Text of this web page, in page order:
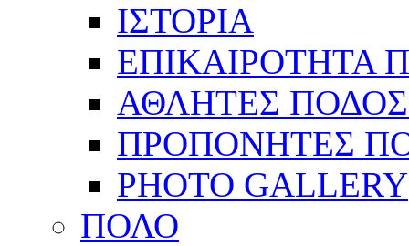
ΙΣΤΟΡΙΑ
ΕΠΙΚΑΙΡΟΤΗΤΑ
ΑΘΛΗΤΕΣ
ΠΡΟΠΟΝΗΤΕΣ
PHOTO GALLERY
ΠΟΛΟ